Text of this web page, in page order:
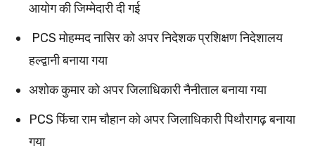
आयोग की जिम्मेदारी दी गई
PCS मोहम्मद नासिर को अपर निदेशक प्रशिक्षण निदेशालय
हल्द्वानी बनाया गया
अशोक कुमार को अपर जिलाधिकारी नैनीताल बनाया गया
PCS फिंचा राम चौहान को अपर जिलाधिकारी पिथौरागढ़ बनाया
गया